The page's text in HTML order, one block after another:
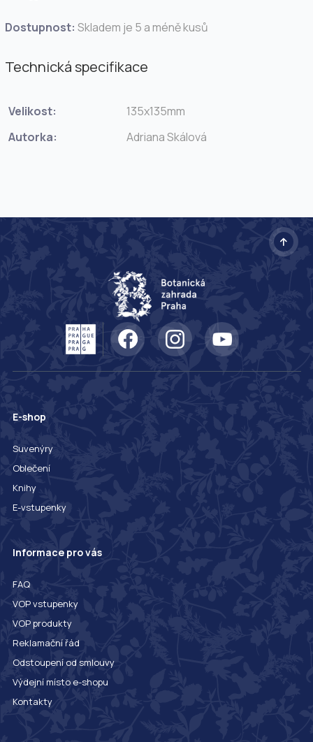
Dostupnost: Skladem je 5 a méně kusů
Technická specifikace
Velikost:
135x135mm
Autorka:
Adriana Skálová
E-shop
Suvenýry
Oblečení
Knihy
E-vstupenky
Informace pro vás
FAQ
VOP vstupenky
VOP produkty
Reklamační řád
Odstoupení od smlouvy
Výdejní místo e-shopu
Kontakty